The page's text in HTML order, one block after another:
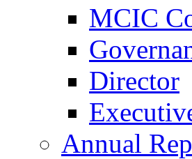
MCIC
Director
Annual